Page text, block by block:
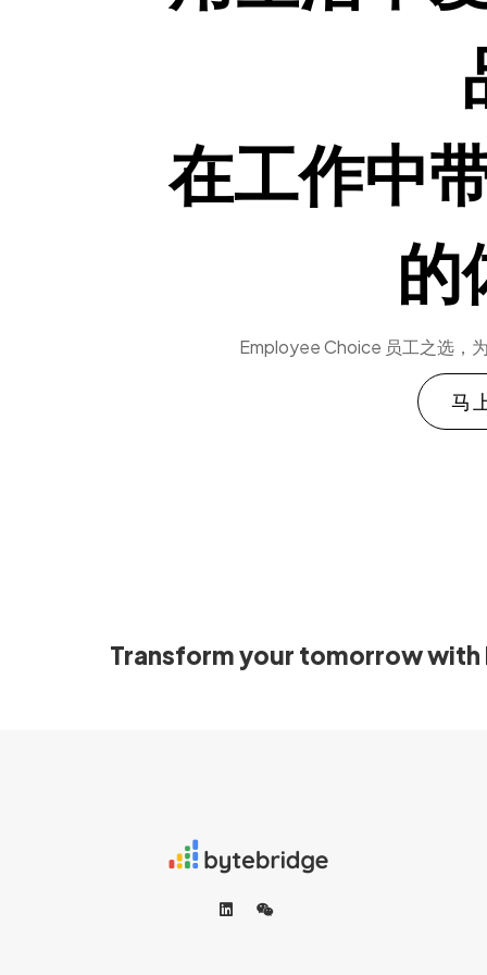
在工作中
的
Employee Choice 员工之选，
马
Transform your tomorrow